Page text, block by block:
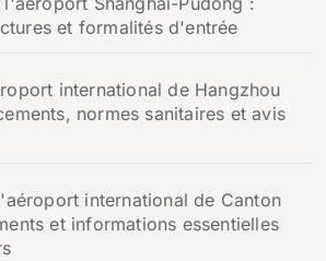
et formalités d'entrée
international de Hangzhou
normes sanitaires et avis
international de Canton
et informations essentielles